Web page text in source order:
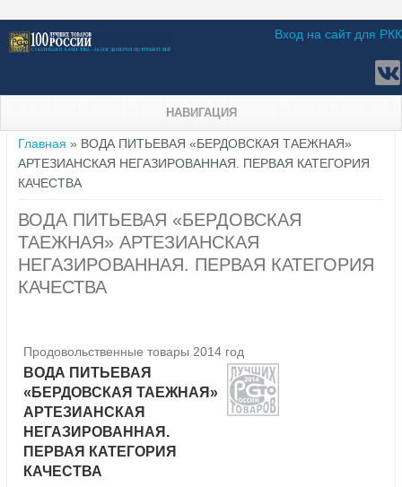
Вход на сайт для РКК
НАВИГАЦИЯ
Вы здесь
Главная » ВОДА ПИТЬЕВАЯ «БЕРДОВСКАЯ ТАЕЖНАЯ»
АРТЕЗИАНСКАЯ НЕГАЗИРОВАННАЯ. ПЕРВАЯ КАТЕГОРИЯ
КАЧЕСТВА
ВОДА ПИТЬЕВАЯ «БЕРДОВСКАЯ
ТАЕЖНАЯ» АРТЕЗИАНСКАЯ
НЕГАЗИРОВАННАЯ. ПЕРВАЯ КАТЕГОРИЯ
КАЧЕСТВА
Продовольственные товары 2014 год
ВОДА ПИТЬЕВАЯ
«БЕРДОВСКАЯ ТАЕЖНАЯ»
АРТЕЗИАНСКАЯ
НЕГАЗИРОВАННАЯ.
ПЕРВАЯ КАТЕГОРИЯ
КАЧЕСТВА